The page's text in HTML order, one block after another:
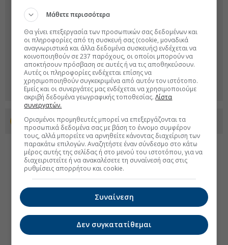
Προσθέστε το euro2day.gr στο Discover
Μάθετε περισσότερα
Θα γίνει επεξεργασία των προσωπικών σας δεδομένων και
οι πληροφορίες από τη συσκευή σας (cookie, μοναδικά
αναγνωριστικά και άλλα δεδομένα συσκευής) ενδέχεται να
κοινοποιηθούν σε 237 παρόχους, οι οποίοι μπορούν να
αποκτήσουν πρόσβαση σε αυτές ή να τις αποθηκεύσουν.
Αυτές οι πληροφορίες ενδέχεται επίσης να
χρησιμοποιηθούν συγκεκριμένα από αυτόν τον ιστότοπο.
Εμείς και οι συνεργάτες μας ενδέχεται να χρησιμοποιούμε
ακριβή δεδομένα γεωγραφικής τοποθεσίας.Λίστα
συνεργατών.
Ορισμένοι προμηθευτές μπορεί να επεξεργάζονται τα
προσωπικά δεδομένα σας με βάση το έννομο συμφέρον
τους, αλλά μπορείτε να αρνηθείτε κάνοντας διαχείριση των
παρακάτω επιλογών. Αναζητήστε έναν σύνδεσμο στο κάτω
μέρος αυτής της σελίδας ή στο μενού του ιστοτόπου, για να
διαχειριστείτε ή να ανακαλέσετε τη συναίνεσή σας στις
ρυθμίσεις απορρήτου και cookie.
Συναίνεση
Δεν συγκατατίθεμαι